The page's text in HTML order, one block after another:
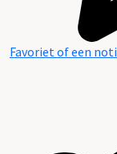
Favoriet of een